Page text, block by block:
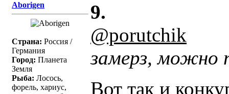
Aborigen
Страна: Россия /
Германия
Город: Планета
Земля
Рыба: Лосось,
форель, хариус,
9.
@porutchik
замерз, можно
Вот так и